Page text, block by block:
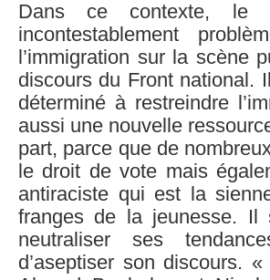
Dans ce contexte, le
incontestablement
l’immigration sur la scène
discours du Front national.
déterminé à restreindre
aussi une nouvelle
part, parce que de
le droit de vote mais
antiraciste qui est la
franges de la jeunesse. Il
neutraliser ses
d’aseptiser son discours.